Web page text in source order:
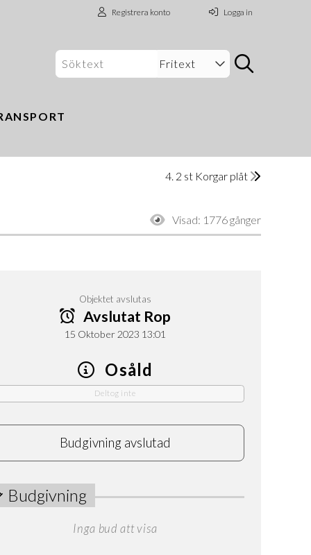
Registrera konto Logga in
4. 2 st Korgar plåt
Visad: 1776 gånger
Objektet avslutas
Avslutat Rop
15 Oktober 2023 13:01
Osåld
Deltog inte
Budgivning avslutad
Budgivning
Inga bud att visa